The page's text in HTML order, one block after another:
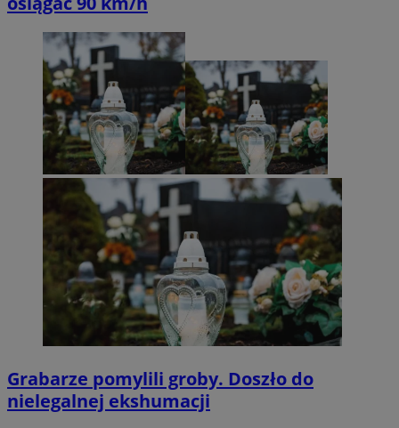
Grabarze pomylili groby. Doszło do
nielegalnej ekshumacji